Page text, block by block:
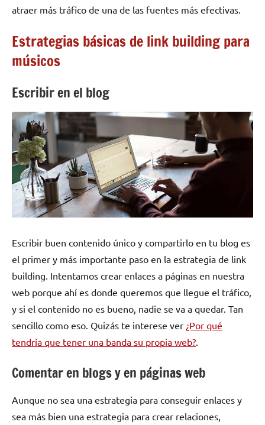
atraer más tráfico de una de las fuentes más efectivas.
Estrategias básicas de link building para
músicos
Escribir en el blog
Escribir buen contenido único y compartirlo en tu blog es
el primer y más importante paso en la estrategia de link
building. Intentamos crear enlaces a páginas en nuestra
web porque ahí es donde queremos que llegue el tráfico,
y si el contenido no es bueno, nadie se va a quedar. Tan
sencillo como eso. Quizás te interese ver ¿Por qué
tendría que tener una banda su propia web?
Comentar en blogs y en páginas web
Aunque no sea una estrategia para conseguir enlaces y
sea más bien una estrategia para crear relaciones,